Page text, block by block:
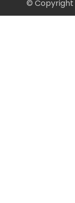
© Copyright